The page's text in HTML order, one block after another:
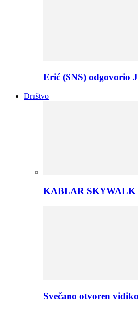
Erić (SNS) odgovorio
Društvo
KABLAR SKYWALK
Svečano otvoren